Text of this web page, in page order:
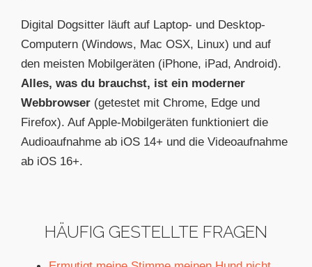
Digital Dogsitter läuft auf Laptop- und Desktop-
Computern (Windows, Mac OSX, Linux) und auf
den meisten Mobilgeräten (iPhone, iPad, Android).
Alles, was du brauchst, ist ein moderner
Webbrowser (getestet mit Chrome, Edge und
Firefox). Auf Apple-Mobilgeräten funktioniert die
Audioaufnahme ab iOS 14+ und die Videoaufnahme
ab iOS 16+.
HÄUFIG GESTELLTE FRAGEN